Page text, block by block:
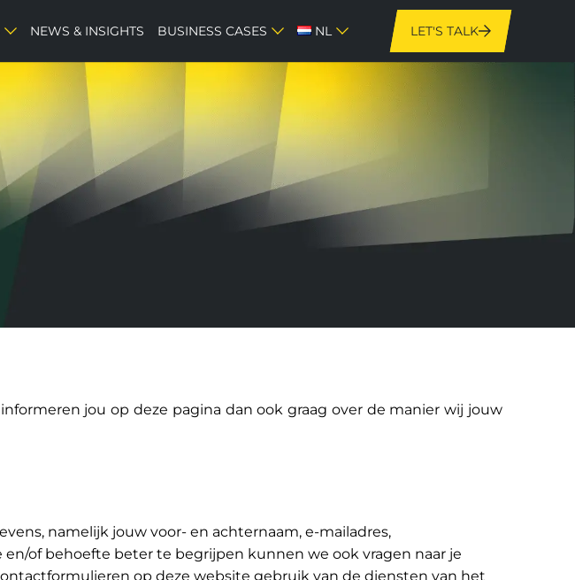
NEWS & INSIGHTS BUSINESS CASES NL LET'S TALK
jou op deze pagina dan ook graag over de manier wij jouw
namelijk jouw voor- en achternaam, e-mailadres,
of behoefte beter te begrijpen kunnen we ook vragen naar je
op deze website gebruik van de diensten van het